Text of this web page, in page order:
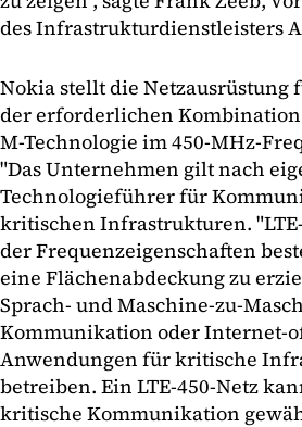
des Infrastrukturdienstleisters
Nokia stellt die Netzausrüstung
der erforderlichen Kombination
M-Technologie im 450-MHz-
"Das Unternehmen gilt nach
Technologieführer für
kritischen Infrastrukturen.
der Frequenzeigenschaften
eine Flächenabdeckung zu
Sprach- und Maschine-zu-
Kommunikation oder Internet-
Anwendungen für kritische
betreiben. Ein LTE-450-Netz
kritische Kommunikation